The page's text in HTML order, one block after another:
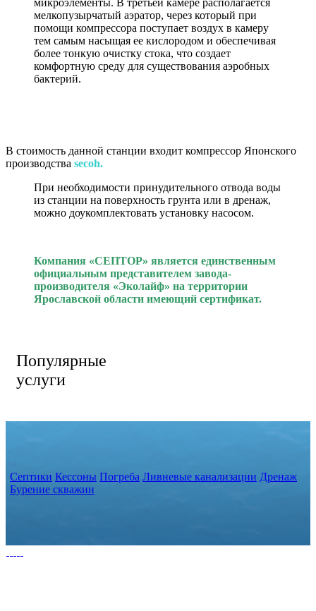
мелкопузырчатый аэратор, через который при
помощи компрессора поступает воздух в камеру
тем самым насыщая ее кислородом и обеспечивая
более тонкую очистку стока, что создает
комфортную среду для существования аэробных
бактерий.
В стоимость данной станции входит компрессор Японского
производства secoh.
При необходимости принудительного отвода воды
из станции на поверхность грунта или в дренаж,
можно доукомплектовать установку насосом.
Компания «СЕПТОР» является единственным
официальным представителем завода-
производителя «Эколайф» на территории
Ярославской области имеющий сертификат.
Популярные
услуги
Септики Кессоны Погреба Ливневые канализации Дренаж
Бурение скважин